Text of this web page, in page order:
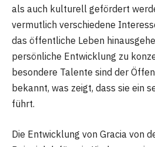
als auch kulturell gefördert
vermutlich verschiedene
das öffentliche Leben
persönliche Entwicklung zu
besondere Talente sind der
bekannt, was zeigt, dass sie ein
führt.
Die Entwicklung von Gracia von